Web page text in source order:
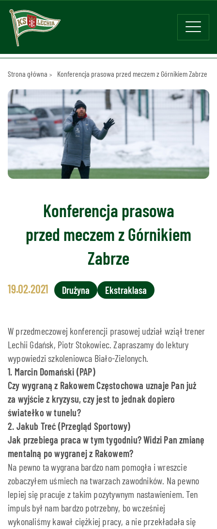
Strona główna Konferencja prasowa przed meczem z Górnikiem Zabrze
Konferencja prasowa
przed meczem z Górnikiem
Zabrze
19.02.2021 Drużyna Ekstraklasa
W przedmeczowej konferencji prasowej udział wziął trener
Lechii Gdańsk, Piotr Stokowiec. Zapraszamy do lektury
wypowiedzi szkoleniowca Biało-Zielonych.
1. Marcin Domański (PAP)
Czy wygraną z Rakowem Częstochowa uznaje Pan już
za wyjście z kryzysu, czy jest to jednak dopiero
światełko w tunelu?
2. Jakub Treć (Przegląd Sportowy)
Jak przebiega praca w tym tygodniu? Widzi Pan zmianę
mentalną po wygranej z Rakowem?
Na pewno ta wygrana bardzo nam pomogła i wreszcie
zobaczyłem uśmiech na twarzach zawodników. Na pewno
lepiej się pracuje z takim pozytywnym nastawieniem. Ten
impuls był nam bardzo potrzebny, bo wcześniej
wykonaliśmy kawał ciężkiej pracy, a nie przekładała się